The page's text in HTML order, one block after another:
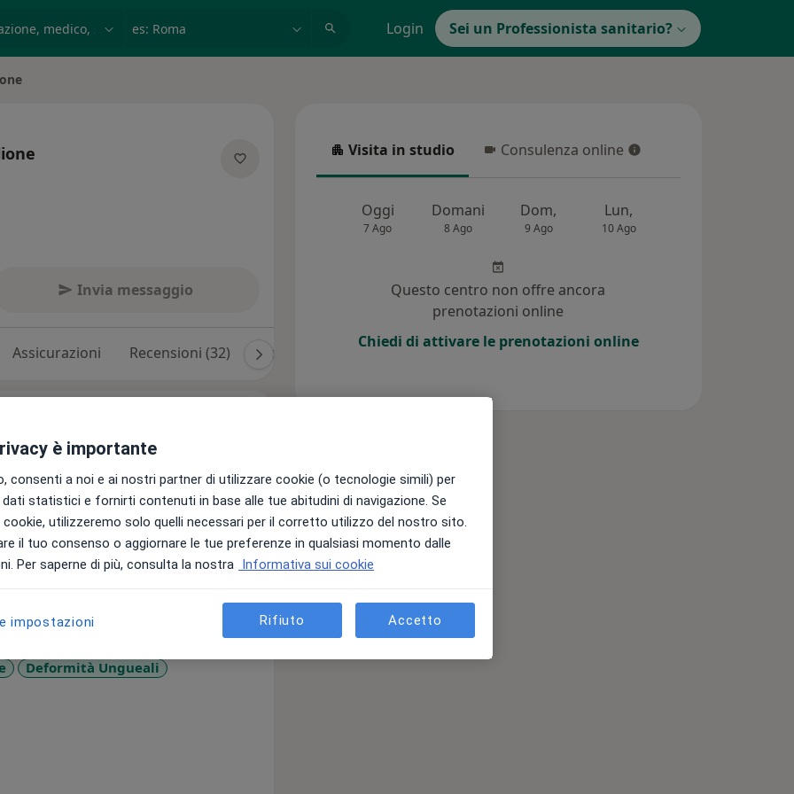
Login Sei un Professionista sanitario?
Invia messaggio
Assicurazioni Recensioni (32) Risposte ai pazienti (38)
iscritta all'albo nazione podologi
Studi di Pisa, dove mi sono
il percorso universitario ho avuto
di tre anni, negli ambulatori del
tra la provincia di Pisa, Lucca e
applicata alla terapia
di Firenze terminandolo con
servizi per trattare e prevenire le
approcci personalizzati per
risultati possibili per ogni
Deformità Ungueali
Visita in studio
Visita in studio Consulenza online
Consulenza online
Oggi
7 Ago
Domani
8 Ago
Dom,
9 Ago
Lun,
10 Ago
Questo centro non offre ancora
prenotazioni online
Chiedi di attivare le prenotazioni online
è importante
consenti a noi e ai nostri partner di utilizzare cookie (o tecnologie simili) per
statistici e fornirti contenuti in base alle tue abitudini di navigazione. Se
utilizzeremo solo quelli necessari per il corretto utilizzo del nostro sito.
il tuo consenso o aggiornare le tue preferenze in qualsiasi momento dalle
Per saperne di più, consulta la nostra Informativa sui cookie
impostazioni Rifiuto Accetto